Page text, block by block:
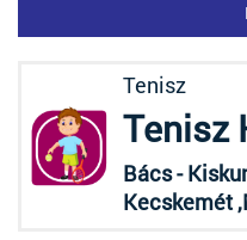
Tenisz
Tenisz
Bács -
Kecskemét